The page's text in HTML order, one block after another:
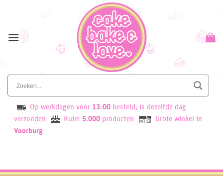
content
Op werkdagen voor 13:00 besteld, is dezelfde dag
verzonden
Ruim 5.000 producten
Grote winkel in
Voorburg